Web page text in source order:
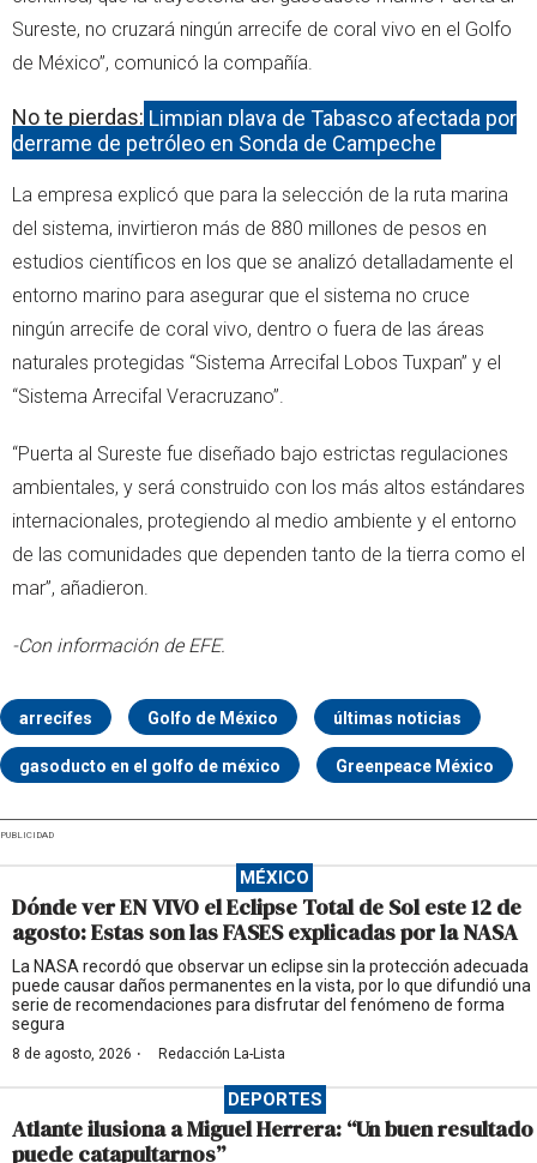
Sureste, no cruzará ningún arrecife de coral vivo en el Golfo
de México”, comunicó la compañía.
No te pierdas: Limpian playa de Tabasco afectada por
derrame de petróleo en Sonda de Campeche
La empresa explicó que para la selección de la ruta marina
del sistema, invirtieron más de 880 millones de pesos en
estudios científicos en los que se analizó detalladamente el
entorno marino para asegurar que el sistema no cruce
ningún arrecife de coral vivo, dentro o fuera de las áreas
naturales protegidas “Sistema Arrecifal Lobos Tuxpan” y el
“Sistema Arrecifal Veracruzano”.
“Puerta al Sureste fue diseñado bajo estrictas regulaciones
ambientales, y será construido con los más altos estándares
internacionales, protegiendo al medio ambiente y el entorno
de las comunidades que dependen tanto de la tierra como el
mar”, añadieron.
-Con información de EFE.
arrecifes Golfo de México últimas noticias
gasoducto en el golfo de méxico Greenpeace México
PUBLICIDAD
MÉXICO
Dónde ver EN VIVO el Eclipse Total de Sol este 12 de
agosto: Estas son las FASES explicadas por la NASA
La NASA recordó que observar un eclipse sin la protección adecuada
puede causar daños permanentes en la vista, por lo que difundió una
serie de recomendaciones para disfrutar del fenómeno de forma
segura
8 de agosto, 2026 · Redacción La-Lista
DEPORTES
Atlante ilusiona a Miguel Herrera: “Un buen resultado
puede catapultarnos”